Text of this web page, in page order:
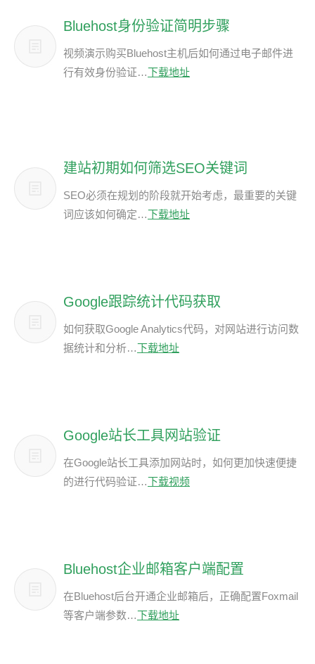
Bluehost身份验证简明步骤
视频演示购买Bluehost主机后如何通过电子邮件进
行有效身份验证…下载地址
建站初期如何筛选SEO关键词
SEO必须在规划的阶段就开始考虑，最重要的关键
词应该如何确定…下载地址
Google跟踪统计代码获取
如何获取Google Analytics代码，对网站进行访问数
据统计和分析…下载地址
Google站长工具网站验证
在Google站长工具添加网站时，如何更加快速便捷
的进行代码验证…下载视频
Bluehost企业邮箱客户端配置
在Bluehost后台开通企业邮箱后，正确配置Foxmail
等客户端参数…下载地址